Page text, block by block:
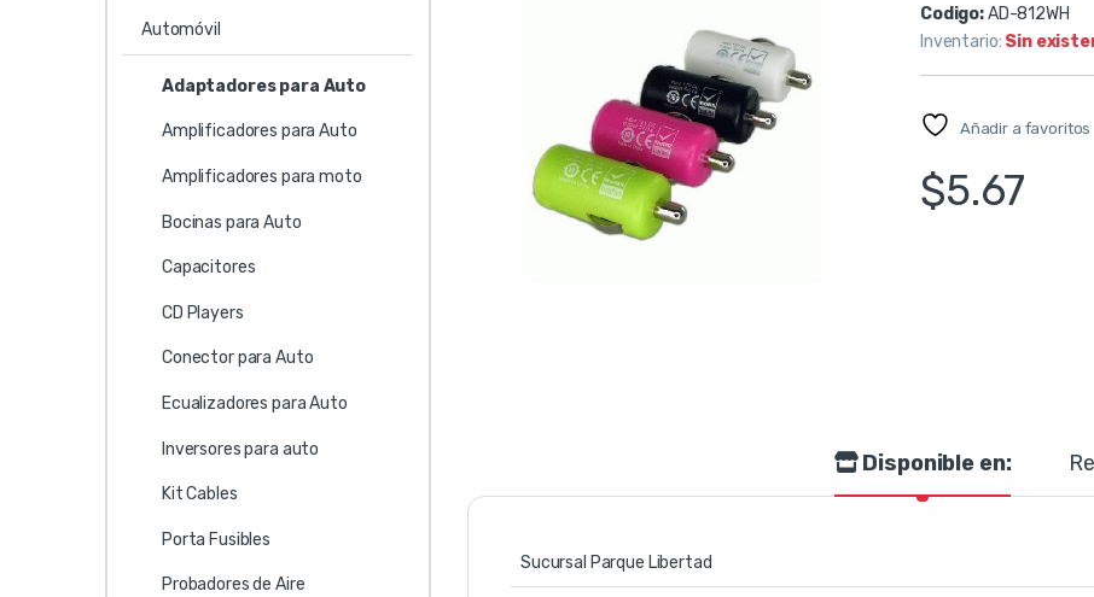
Codigo:AD-812WH
Inventario: Sin
Añadir a favoritos
$5.67
Disponible en:
Sucursal Parque Libertad
Automóvil
Adaptadores para Auto
Amplificadores para Auto
Amplificadores para moto
Bocinas para Auto
Capacitores
CD Players
Conector para Auto
Ecualizadores para Auto
Inversores para auto
Kit Cables
Porta Fusibles
Probadores de Aire